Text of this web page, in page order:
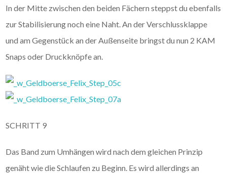
In der Mitte zwischen den beiden Fächern steppst du ebenfalls
zur Stabilisierung noch eine Naht. An der Verschlussklappe
und am Gegenstück an der Außenseite bringst du nun 2 KAM
Snaps oder Druckknöpfe an.
SCHRITT 9
Das Band zum Umhängen wird nach dem gleichen Prinzip
genäht wie die Schlaufen zu Beginn. Es wird allerdings an